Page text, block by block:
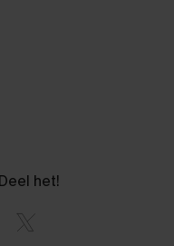
het!